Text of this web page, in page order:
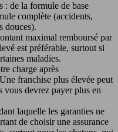
: de la formule de base
complète (accidents,
douces).
maximal remboursé par
est préférable, surtout si
maladies.
charge après
franchise plus élevée peut
vous devrez payer plus en
laquelle les garanties ne
de choisir une assurance